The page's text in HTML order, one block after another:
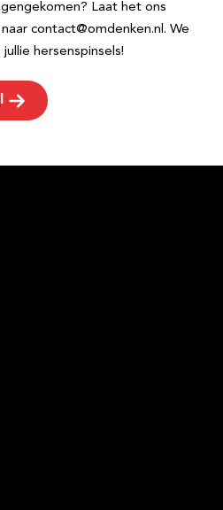
Laat het ons
contact@omdenken.nl. We
hersenspinsels!